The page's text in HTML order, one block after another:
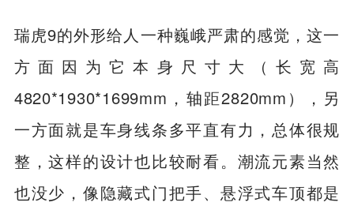
瑞虎9的外形给人一种巍峨严肃的感觉，这一
方面因为它本身尺寸大（长宽高
4820*1930*1699mm，轴距2820mm），另
一方面就是车身线条多平直有力，总体很规
整，这样的设计也比较耐看。潮流元素当然